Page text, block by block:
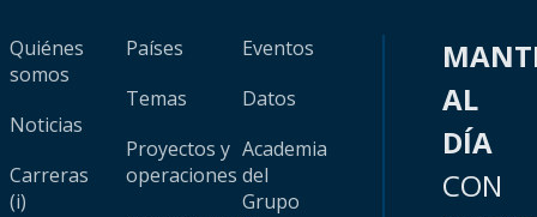
Quiénes
somos
Noticias
Carreras
(i)
Países
Temas
Proyectos y
operaciones
Eventos
Datos
Academia
del
Grupo
AL
DÍA
CON